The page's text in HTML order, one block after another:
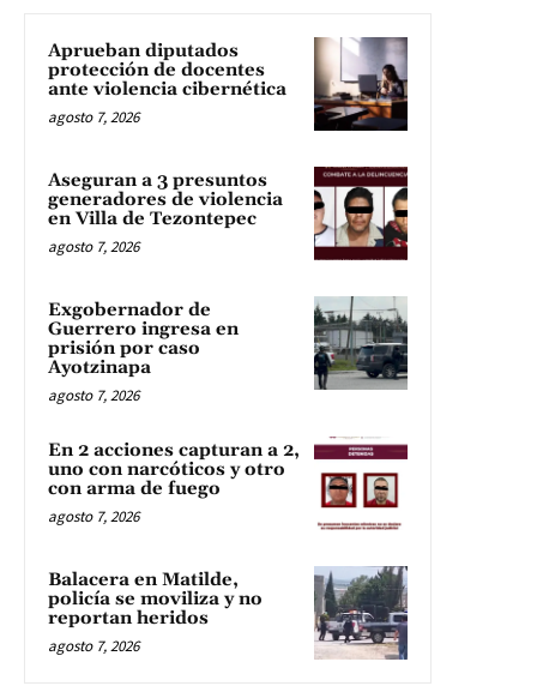
Aprueban diputados
protección de docentes
ante violencia cibernética
agosto 7, 2026
Aseguran a 3 presuntos
generadores de violencia
en Villa de Tezontepec
agosto 7, 2026
Exgobernador de
Guerrero ingresa en
prisión por caso
Ayotzinapa
agosto 7, 2026
En 2 acciones capturan a 2,
uno con narcóticos y otro
con arma de fuego
agosto 7, 2026
Balacera en Matilde,
policía se moviliza y no
reportan heridos
agosto 7, 2026